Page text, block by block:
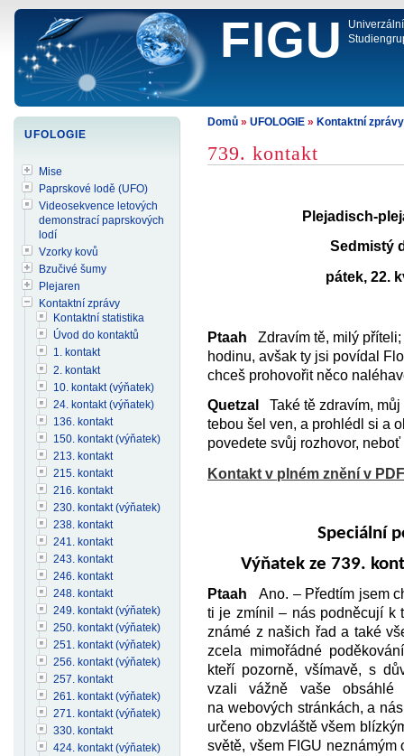
FIGU
Domů » UFOLOGIE » Kontaktní zprávy
739. kontakt
Sedmistý
pátek, 22.
Ptaah Zdravím tě, milý
hodinu, avšak ty jsi povídal
chceš prohovořit něco
Quetzal
Také tě zdravím,
tebou šel ven, a prohlédl si a
povedete svůj rozhovor,
Kontakt v plném znění v PDF
Speciální
Výňatek ze 739.
Ptaah Ano. – Předtím jsem
ti je zmínil – nás podněcují k
známé z našich řad a také
zcela mimořádné
kteří pozorně, všímavě, s
vzali vážně vaše obsáhlé
na webových stránkách, a
určeno obzvláště všem
světě, všem FIGU
UFOLOGIE
Mise
Paprskové lodě (UFO)
Videosekvence letových
demonstrací paprskových
lodí
Vzorky kovů
Bzučivé šumy
Plejaren
Kontaktní zprávy
Kontaktní statistika
Úvod do kontaktů
1. kontakt
2. kontakt
10. kontakt (výňatek)
24. kontakt (výňatek)
136. kontakt
150. kontakt (výňatek)
213. kontakt
215. kontakt
216. kontakt
230. kontakt (výňatek)
238. kontakt
241. kontakt
243. kontakt
246. kontakt
248. kontakt
249. kontakt (výňatek)
250. kontakt (výňatek)
251. kontakt (výňatek)
256. kontakt (výňatek)
257. kontakt
261. kontakt (výňatek)
271. kontakt (výňatek)
330. kontakt
424. kontakt (výňatek)